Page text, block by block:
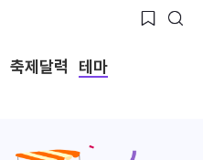
축제달력 테마